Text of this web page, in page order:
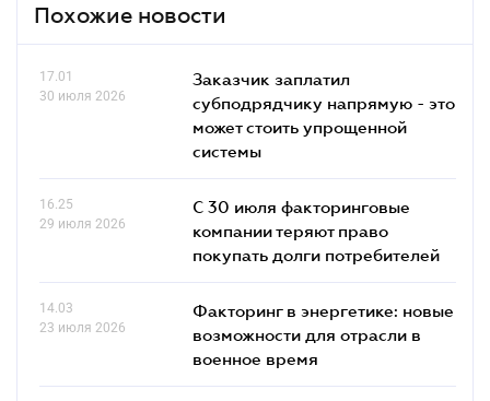
Похожие новости
17.01
30 июля 2026
Заказчик заплатил
субподрядчику напрямую - это
может стоить упрощенной
системы
16.25
29 июля 2026
С 30 июля факторинговые
компании теряют право
покупать долги потребителей
14.03
23 июля 2026
Факторинг в энергетике: новые
возможности для отрасли в
военное время